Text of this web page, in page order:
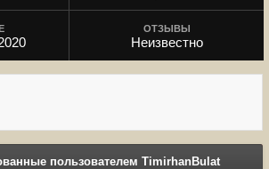
ОТЗЫВЫ
Неизвестно
пользователем TimirhanBulat